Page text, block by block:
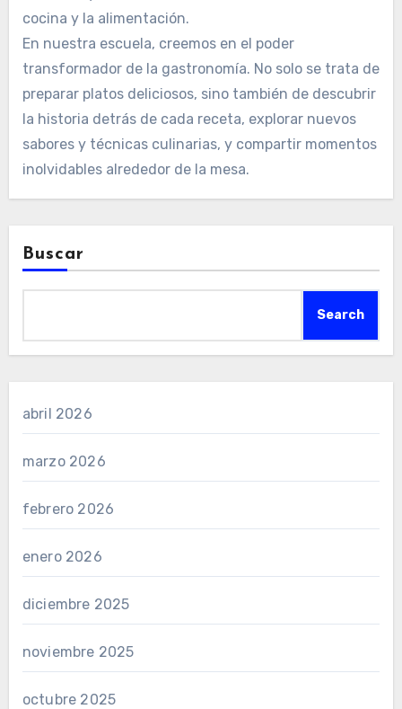
cocina y la alimentación.
En nuestra escuela, creemos en el poder
transformador de la gastronomía. No solo se trata de
preparar platos deliciosos, sino también de descubrir
la historia detrás de cada receta, explorar nuevos
sabores y técnicas culinarias, y compartir momentos
inolvidables alrededor de la mesa.
Buscar
Search
abril 2026
marzo 2026
febrero 2026
enero 2026
diciembre 2025
noviembre 2025
octubre 2025